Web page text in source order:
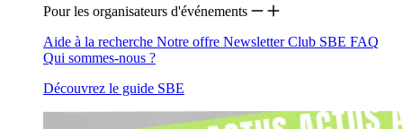
Pour les organisateurs d'événements
Aide à la recherche Notre offre NewsletterClub SBE FAQ
Qui sommes-nous ?
Découvrez le guide SBE